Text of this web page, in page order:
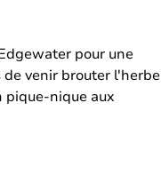
pour une
venir brouter l'herbe
pique-nique aux